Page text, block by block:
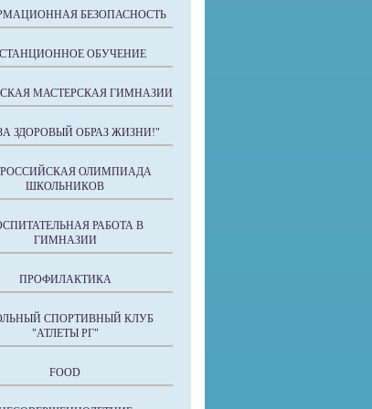
БЕЗОПАСНОСТЬ
ОБУЧЕНИЕ
МАСТЕРСКАЯ ГИМНАЗИИ
ЗДОРОВЫЙ ОБРАЗ ЖИЗНИ!"
ОЛИМПИАДА
ШКОЛЬНИКОВ
РАБОТА В
ГИМНАЗИИ
ПРОФИЛАКТИКА
СПОРТИВНЫЙ КЛУБ
"АТЛЕТЫ РГ"
FOOD